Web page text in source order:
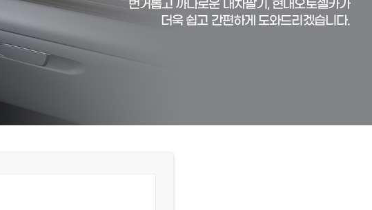
번거롭고 까다로운 내차팔기, 현대오토셀카가
더욱 쉽고 간편하게 도와드리겠습니다.